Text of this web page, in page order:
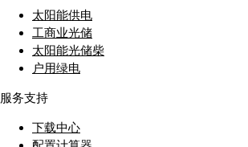
太阳能供电
工商业光储
太阳能光储柴
户用绿电
服务支持
下载中心